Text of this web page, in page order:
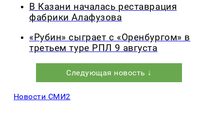
В Казани началась реставрация
фабрики Алафузова
«Рубин» сыграет с «Оренбургом» в
третьем туре РПЛ 9 августа
Следующая новость ↓
Новости СМИ2